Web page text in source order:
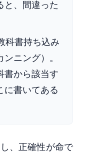
と、間違った
科書持ち込み
ニング）。
書から該当す
に書いてある
、正確性が命で